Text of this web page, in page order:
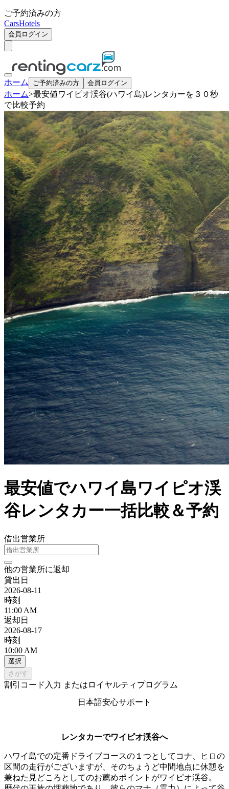
ご予約済みの方
CarsHotels
会員ログイン
ホーム ご予約済みの方 会員ログイン
ホーム>最安値ワイピオ渓谷(ハワイ島)レンタカーを３０秒
で比較予約
最安値でハワイ島ワイピオ渓
谷レンタカー一括比較＆予約
借出営業所
他の営業所に返却
貸出日
2026-08-11
時刻
11:00 AM
返却日
2026-08-17
時刻
10:00 AM
選択
さがす
割引コード入力 またはロイヤルティプログラム
日本語安心サポート
レンタカーでワイピオ渓谷へ
ハワイ島での定番ドライブコースの１つとしてコナ、ヒロの
区間の走行がございますが、そのちょうど中間地点に休憩を
兼ねた見どころとしてのお薦めポイントがワイピオ渓谷。